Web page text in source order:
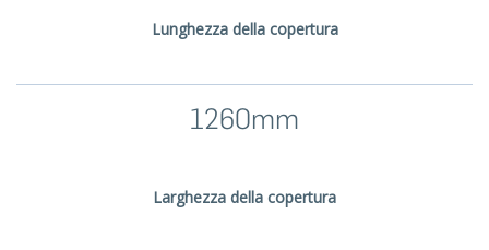
Lunghezza della copertura
1260mm
Larghezza della copertura